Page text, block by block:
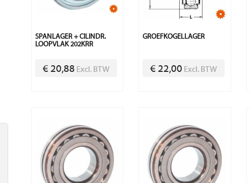
SPANLAGER + CILINDR.
LOOPVLAK 202KRR
€ 20,88 Excl. BTW
GROEFKOGELLAGER
€ 22,00 Excl. BTW